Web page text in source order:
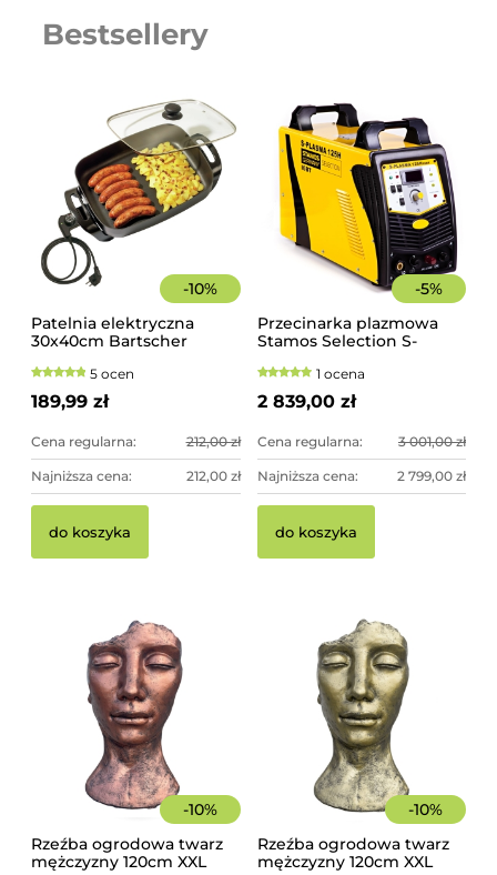
Bestsellery
-10%
Patelnia elektryczna
30x40cm Bartscher
5 ocen
189,99 zł
Cena regularna: 212,00 zł
Najniższa cena: 212,00 zł
do koszyka
-5%
Przecinarka plazmowa
Stamos Selection S-
1 ocena
2 839,00 zł
Cena regularna: 3 001,00 zł
Najniższa cena: 2 799,00 zł
do koszyka
-10%
Rzeźba ogrodowa twarz
mężczyzny 120cm XXL
-10%
Rzeźba ogrodowa twarz
mężczyzny 120cm XXL